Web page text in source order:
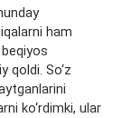
ham
qoldi. So‘z
ko‘rdimki, ular